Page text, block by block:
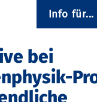
Info für...
bei